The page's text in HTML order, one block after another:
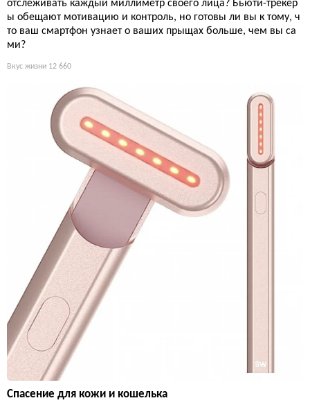
отслеживать каждый миллиметр своего лица? Бьюти-трекер
ы обещают мотивацию и контроль, но готовы ли вы к тому, ч
то ваш смартфон узнает о ваших прыщах больше, чем вы са
ми?
Вкус жизни 12 660
Спасение для кожи и кошелька